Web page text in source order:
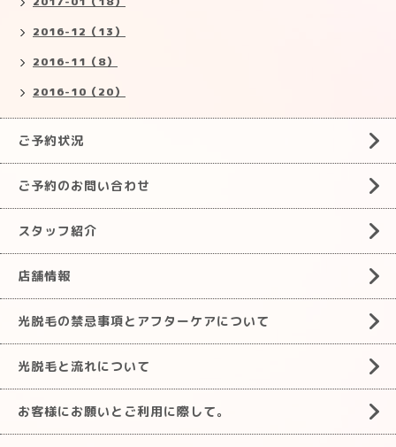
2016-12（13）
2016-11（8）
2016-10（20）
ご予約状況
ご予約のお問い合わせ
スタッフ紹介
店舗情報
光脱毛の禁忌事項とアフターケアについて
光脱毛と流れについて
お客様にお願いとご利用に際して。